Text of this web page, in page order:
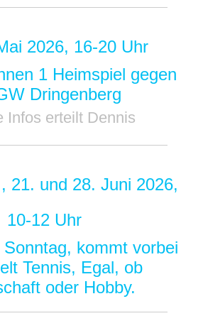
2026, 16-20 Uhr
1 Heimspiel gegen
Dringenberg
Infos erteilt Dennis
21. und 28. Juni 2026,
10-12 Uhr
kommt vorbei
Tennis, Egal, ob
oder Hobby.